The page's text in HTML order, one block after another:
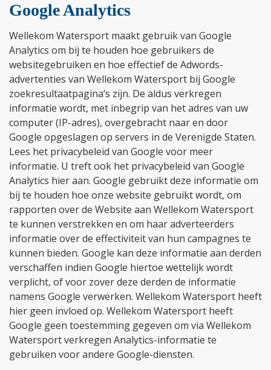
Google Analytics
Wellekom Watersport maakt gebruik van Google
Analytics om bij te houden hoe gebruikers de
websitegebruiken en hoe effectief de Adwords-
advertenties van Wellekom Watersport bij Google
zoekresultaatpagina’s zijn. De aldus verkregen
informatie wordt, met inbegrip van het adres van uw
computer (IP-adres), overgebracht naar en door
Google opgeslagen op servers in de Verenigde Staten.
Lees het privacybeleid van Google voor meer
informatie. U treft ook het privacybeleid van Google
Analytics hier aan. Google gebruikt deze informatie om
bij te houden hoe onze website gebruikt wordt, om
rapporten over de Website aan Wellekom Watersport
te kunnen verstrekken en om haar adverteerders
informatie over de effectiviteit van hun campagnes te
kunnen bieden. Google kan deze informatie aan derden
verschaffen indien Google hiertoe wettelijk wordt
verplicht, of voor zover deze derden de informatie
namens Google verwerken. Wellekom Watersport heeft
hier geen invloed op. Wellekom Watersport heeft
Google geen toestemming gegeven om via Wellekom
Watersport verkregen Analytics-informatie te
gebruiken voor andere Google-diensten.